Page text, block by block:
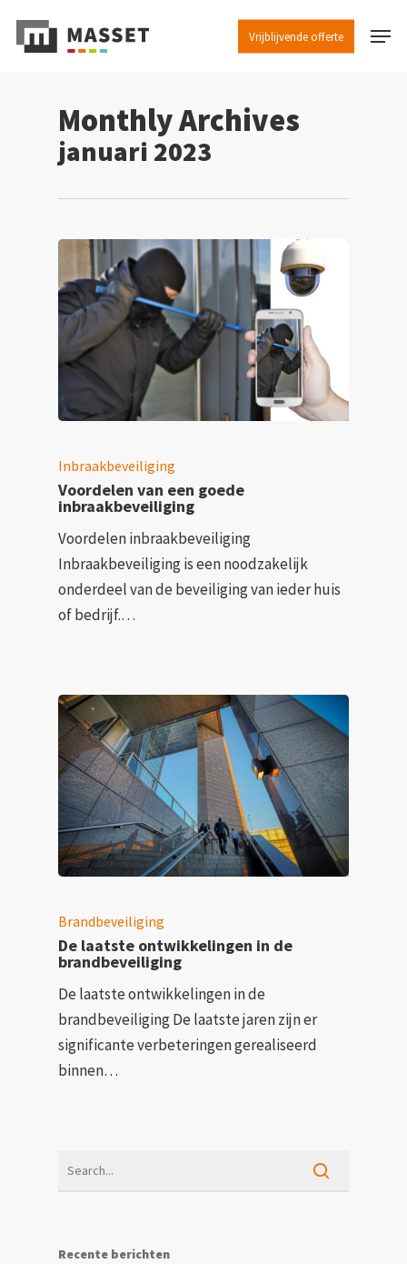
Vrijblijvende offerte Menu
Monthly Archives
januari 2023
Inbraakbeveiliging
Voordelen van een goede
inbraakbeveiliging
Voordelen inbraakbeveiliging
Inbraakbeveiliging is een noodzakelijk
onderdeel van de beveiliging van ieder huis
of bedrijf.…
Brandbeveiliging
De laatste ontwikkelingen in de
brandbeveiliging
De laatste ontwikkelingen in de
brandbeveiliging De laatste jaren zijn er
significante verbeteringen gerealiseerd
binnen…
Recente berichten